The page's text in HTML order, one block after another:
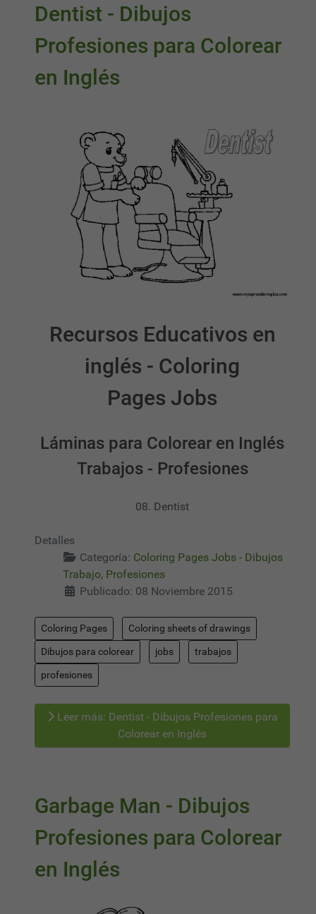
Dentist - Dibujos
Profesiones para Colorear
en Inglés
Recursos Educativos en
inglés - Coloring
Pages Jobs
Láminas para Colorear en Inglés
Trabajos - Profesiones
08. Dentist
Detalles
Categoría: Coloring Pages Jobs - Dibujos
Trabajo, Profesiones
Publicado: 08 Noviembre 2015
Coloring Pages Coloring sheets of drawings
Dibujos para colorear jobs trabajos
profesiones
Leer más: Dentist - Dibujos Profesiones para
Colorear en Inglés
Garbage Man - Dibujos
Profesiones para Colorear
en Inglés